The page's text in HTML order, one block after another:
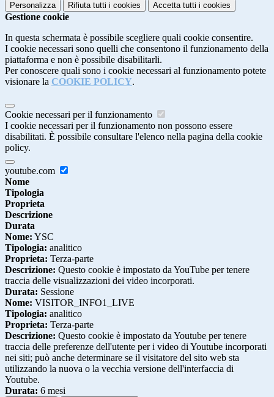
Personalizza Rifiuta tutti i cookies Accetta tutti i cookies
Gestione cookie
In questa schermata è possibile scegliere quali cookie consentire.
I cookie necessari sono quelli che consentono il funzionamento della
piattaforma e non è possibile disabilitarli.
Per conoscere quali sono i cookie necessari al funzionamento potete
visionare la COOKIE POLICY.
Cookie necessari per il funzionamento
I cookie necessari per il funzionamento non possono essere
disabilitati. È possibile consultare l'elenco nella pagina della cookie
policy.
youtube.com
Nome
Tipologia
Proprieta
Descrizione
Durata
Nome: YSC
Tipologia: analitico
Proprieta: Terza-parte
Descrizione: Questo cookie è impostato da YouTube per tenere
traccia delle visualizzazioni dei video incorporati.
Durata: Sessione
Nome: VISITOR_INFO1_LIVE
Tipologia: analitico
Proprieta: Terza-parte
Descrizione: Questo cookie è impostato da Youtube per tenere
traccia delle preferenze dell'utente per i video di Youtube incorporati
nei siti; può anche determinare se il visitatore del sito web sta
utilizzando la nuova o la vecchia versione dell'interfaccia di
Youtube.
Durata: 6 mesi